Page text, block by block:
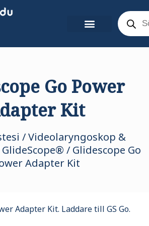
Products
search
Go Power
Kit
/Videolaryngoskop &
GlideScope® / Glidescope Go
Adapter Kit
Adapter Kit. Laddare till GS Go.